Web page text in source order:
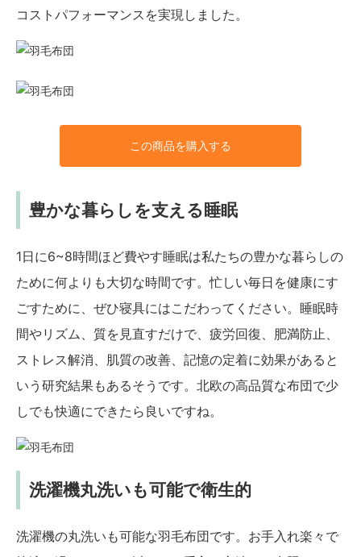
コストパフォーマンスを実現しました。
この商品を購入する
豊かな暮らしを支える睡眠
1日に6~8時間ほど費やす睡眠は私たちの豊かな暮らしの
ために何よりも大切な時間です。忙しい毎日を健康にす
ごすために、ぜひ寝具にはこだわってください。睡眠時
間やリズム、質を見直すだけで、疲労回復、肥満防止、
ストレス解消、肌質の改善、記憶の定着に効果があると
いう研究結果もあるそうです。北欧の高品質な布団で少
しでも快適にできたら良いですね。
洗濯機丸洗いも可能で衛生的
洗濯機の丸洗いも可能な羽毛布団です。お手入れ楽々で